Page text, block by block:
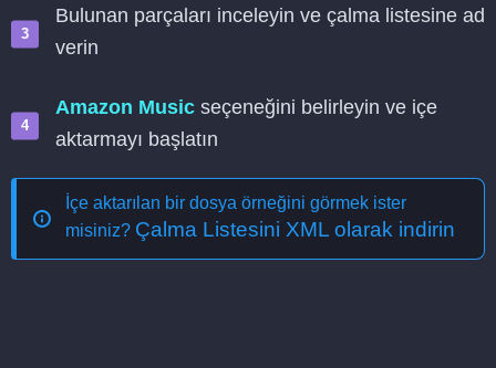
Bulunan parçaları inceleyin ve çalma listesine ad
verin
Amazon Music seçeneğini belirleyin ve içe
aktarmayı başlatın
İçe aktarılan bir dosya örneğini görmek ister
misiniz? Çalma Listesini XML olarak indirin